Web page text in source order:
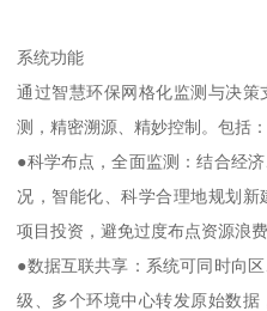
系统功能
通过智慧环保网格化监测与决
测，精密溯源、精妙控制。包括：
●科学布点，全面监测：结合经
况，智能化、科学合理地规划
项目投资，避免过度布点资源浪
●数据互联共享：系统可同时向
级、多个环境中心转发原始数